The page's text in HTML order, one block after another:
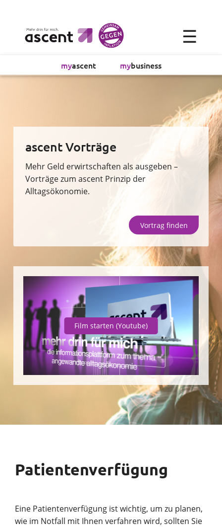
myascent mybusiness
×
Alltagsökonomie
Finanzvorsorge
Vollmachtsplanung
Sachversicherung
Unternehmen
SparpotenzialCheck Vortrag finden
☰
ascent Vorträge
Mehr Geld erwirtschaften als ausgeben –
Vorträge zum ascent Prinzip der
Alltagsökonomie.
Vortrag finden
Film starten (Youtube)
Patientenverfügung
Eine Patientenverfügung ist wichtig, um zu planen,
wie im Notfall mit Ihnen verfahren wird, sollten Sie